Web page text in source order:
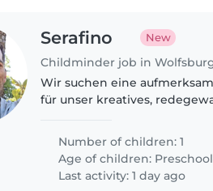
Serafino New
Childminder job in
Wir suchen eine
für unser kreatives,
gewünscht. Bei Interesse..
Number of children: 1
Age of children:
Last activity: 1 day ago